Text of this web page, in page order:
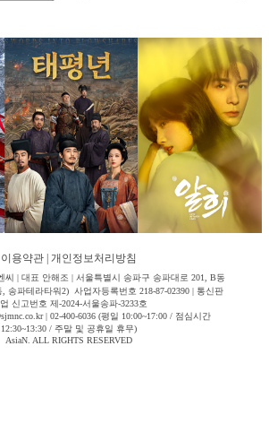
이용약관 개인정보처리방침
씨 | 대표 안해조 | 서울특별시 송파구 송파대로 201, B동
, 송파테라타워2) 사업자등록번호 218-87-02390 | 통신판
신고번호 제-2024-서울송파-3233호
| 02-400-6036 (평일 10:00~17:00 / 점심시간
12:30~13:30 / 주말 및 공휴일 휴무)
AsiaN. ALL RIGHTS RESERVED